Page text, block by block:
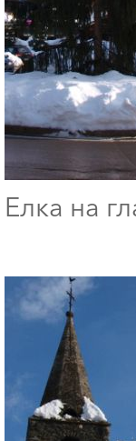
Елка на